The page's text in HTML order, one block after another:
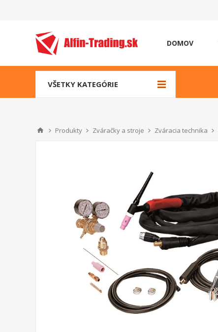
DOMOV
VŠETKY KATEGÓRIE
Produkty Zváračky a stroje Zváracia technika